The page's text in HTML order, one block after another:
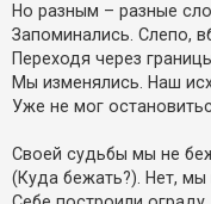
Но разным – разные
Запоминались. Слепо,
Переходя через
Мы изменялись. Наш
Уже не мог
Своей судьбы мы не
(Куда бежать?). Нет, мы